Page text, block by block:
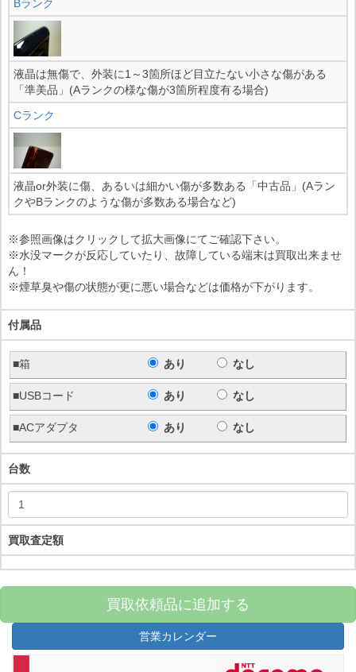
Bランク
液晶は無傷で、外装に1～3箇所ほど目立たない小さな傷がある
「準美品」(Aランクの様な傷が3箇所程度有る場合)
Cランク
液晶or外装に傷、あるいは細かい傷が多数ある「中古品」(Aラン
クやBランクのような傷が多数ある場合など)
※参照画像はクリックして拡大画像にてご確認下さい。
※水没マークが反応していたり、故障している端末は買取出来ませ
ん！
※煙草臭や傷の状態が更に悪い場合などは価格が下がります。
付属品
■箱 あり なし
■USBコード あり なし
■ACアダプタ あり なし
台数
買取査定額
買取依頼品に追加する
営業カレンダー